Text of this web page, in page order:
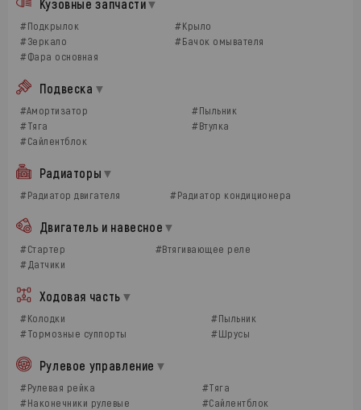
Кузовные запчасти
#Подкрылок
#Крыло
#Зеркало
#Бачок омывателя
#Фара основная
Подвеска
#Амортизатор
#Пыльник
#Тяга
#Втулка
#Сайлентблок
Радиаторы
#Радиатор двигателя #Радиатор кондиционера
Двигатель и навесное
#Стартер
#Втягивающее реле
#Датчики
Ходовая часть
#Колодки
#Пыльник
#Тормозные суппорты
#Шрусы
Рулевое управление
#Рулевая рейка
#Тяга
#Наконечники рулевые
#Сайлентблок